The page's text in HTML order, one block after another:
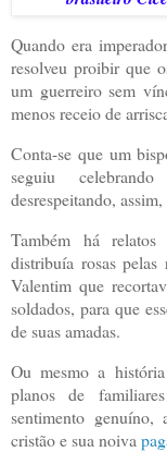
Quando era
resolveu proibir que
um guerreiro sem
menos receio de
Conta-se que um
seguiu
desrespeitando,
Também há
distribuía rosas
Valentim que
soldados, para que
de suas amadas.
Ou mesmo a
planos de
sentimento
cristão e sua noiva